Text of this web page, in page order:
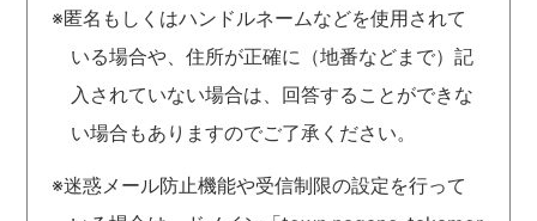
※匿名もしくはハンドルネームなどを使用されて
いる場合や、住所が正確に（地番などまで）記
入されていない場合は、回答することができな
い場合もありますのでご了承ください。
※迷惑メール防止機能や受信制限の設定を行って